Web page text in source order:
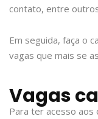
contato, entre
Em seguida, faça o
vagas que mais se
Vagas
Para ter acesso aos